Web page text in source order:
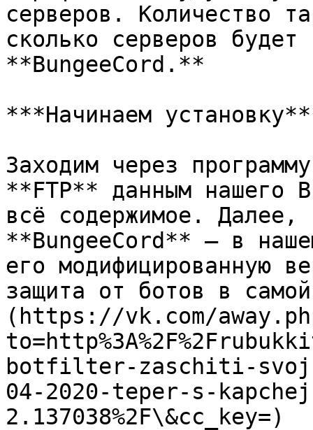
серверов. Количество
сколько серверов
**BungeeCord.**
***Начинаем
Заходим через
**FTP** данным нашего
всё содержимое. Далее,
**BungeeCord** — в
его модифицированную
защита от ботов в
(https://vk.com/
botfilter-zaschiti-svoj-
04-2020-teper-s-
2.137038%2F\&cc_key=)